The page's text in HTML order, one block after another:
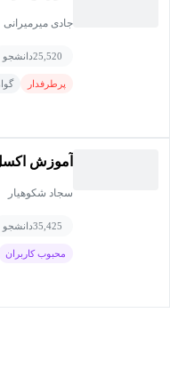
جادی میرمیرانی
25,520دانشجو
پرطرفدار
آموزش
سجاد شکوهیار
35,425دانشجو
محبوب کاربران